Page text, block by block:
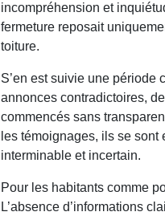
incompréhension et
fermeture reposait
toiture.
S’en est suivie une période
annonces contradictoires,
commencés sans
les témoignages, ils se sont
interminable et incertain.
Pour les habitants comme
L’absence d’informations